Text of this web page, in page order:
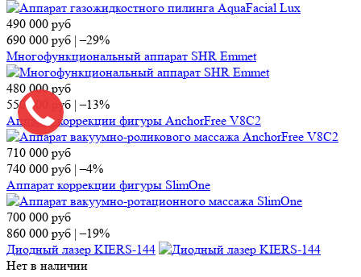
490 000 руб
690 000 руб |–29%
Многофункциональный аппарат SHR Emmet
480 000руб
550 000
руб |–13%
Аппарат коррекции фигуры AnchorFree V8C2
710 000 руб
740 000 руб |–4%
Аппарат коррекции фигуры SlimOne
700 000 руб
860 000 руб |–19%
Диодный лазер KIERS-144
Нет в наличии